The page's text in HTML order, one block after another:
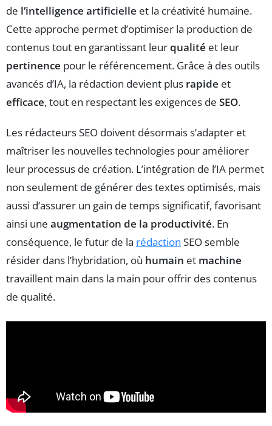
de l’intelligence artificielle et la créativité humaine.
Cette approche permet d’optimiser la production de
contenus tout en garantissant leurqualité et leur
pertinence pour le référencement. Grâce à des outils
avancés d’IA, la rédaction devient plus rapide et
efficace, tout en respectant les exigences de SEO.
Les rédacteurs SEO doivent désormais s’adapter et
maîtriser les nouvelles technologies pour améliorer
leur processus de création. L’intégration de l’IA permet
non seulement de générer des textes optimisés, mais
aussi d’assurer un gain de temps significatif, favorisant
ainsi une augmentation de la productivité. En
conséquence, le futur de la rédaction SEO semble
résider dans l’hybridation, où humain et machine
travaillent main dans la main pour offrir des contenus
de qualité.